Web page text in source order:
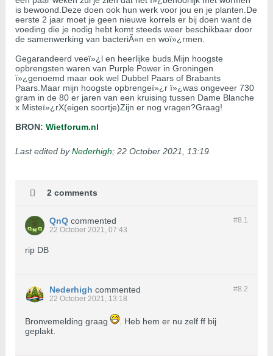
is bewoond.Deze doen ook hun werk voor jou en je planten.De
eerste 2 jaar moet je geen nieuwe korrels er bij doen want de
voeding die je nodig hebt komt steeds weer beschikbaar door
de samenwerking van bacteriÃ«n en woï»¿rmen.
Gegarandeerd veeï»¿l en heerlijke buds.Mijn hoogste
opbrengsten waren van Purple Power in Groningen
ï»¿genoemd maar ook wel Dubbel Paars of Brabants
Paars.Maar mijn hoogste opbrengeï»¿r ï»¿was ongeveer 730
gram in de 80 er jaren van een kruising tussen Dame Blanche
x Misteï»¿rX(eigen soortje)Zijn er nog vragen?Graag!
BRON: Wietforum.nl
Last edited byNederhigh; 22 October 2021, 13:19
2 comments
#8.1
QnQ commented
22 October 2021, 07:43
rip DB
#8.2
Nederhigh commented
22 October 2021, 13:18
Bronvemelding graag
. Heb hem er nu zelf ff bij
geplakt.